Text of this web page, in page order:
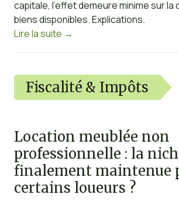
capitale, l’effet demeure minime sur la
biens disponibles. Explications.
Lire la suite →
Fiscalité & Impôts
Location meublée non
professionnelle : la
finalement maintenue
certains loueurs ?